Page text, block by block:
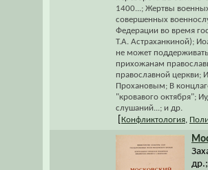
1400...; Жертвы
совершенных
Федерации во время
Т.А. Астраханкиной);
не может
прихожанам
православной церкви;
Прохановым; В
"кровавого октября";
слушаний...; и др.
Конфликтология